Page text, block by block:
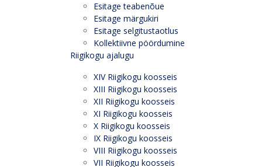
Esitage teabenõue
Esitage märgukiri
Esitage selgitustaotlus
Kollektiivne pöördumine
Riigikogu ajalugu
XIV Riigikogu koosseis
XIII Riigikogu koosseis
XII Riigikogu koosseis
XI Riigikogu koosseis
X Riigikogu koosseis
IX Riigikogu koosseis
VIII Riigikogu koosseis
VII Riigikogu koosseis